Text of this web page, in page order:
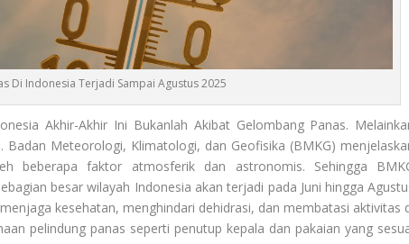
Di Indonesia Terjadi Sampai Agustus 2025
Akhir-Akhir Ini Bukanlah Akibat Gelombang Panas.
Meteorologi, Klimatologi, dan Geofisika (BMKG)
beberapa faktor atmosferik dan astronomis. Sehingga
besar wilayah Indonesia akan terjadi pada Juni hingga
kesehatan, menghindari dehidrasi, dan membatasi aktivitas
pelindung panas seperti penutup kepala dan pakaian yang